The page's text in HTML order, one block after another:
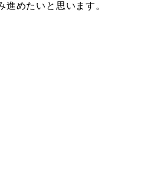
めたいと思います。